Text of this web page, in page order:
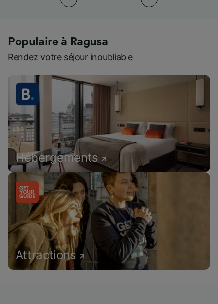
Populaire à Ragusa
Rendez votre séjour inoubliable
Hébergements
Attractions